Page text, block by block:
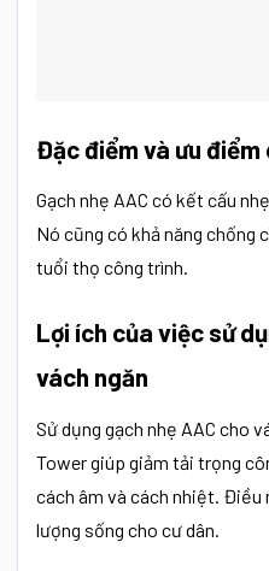
Đặc điểm và ưu điểm
Gạch nhẹ AAC có kết cấu
Nó cũng có khả năng chống
tuổi thọ công trình.
Lợi ích của việc sử
vách ngăn
Sử dụng gạch nhẹ AAC cho
Tower giúp giảm tải trọng
cách âm và cách nhiệt. Điều
lượng sống cho cư dân.